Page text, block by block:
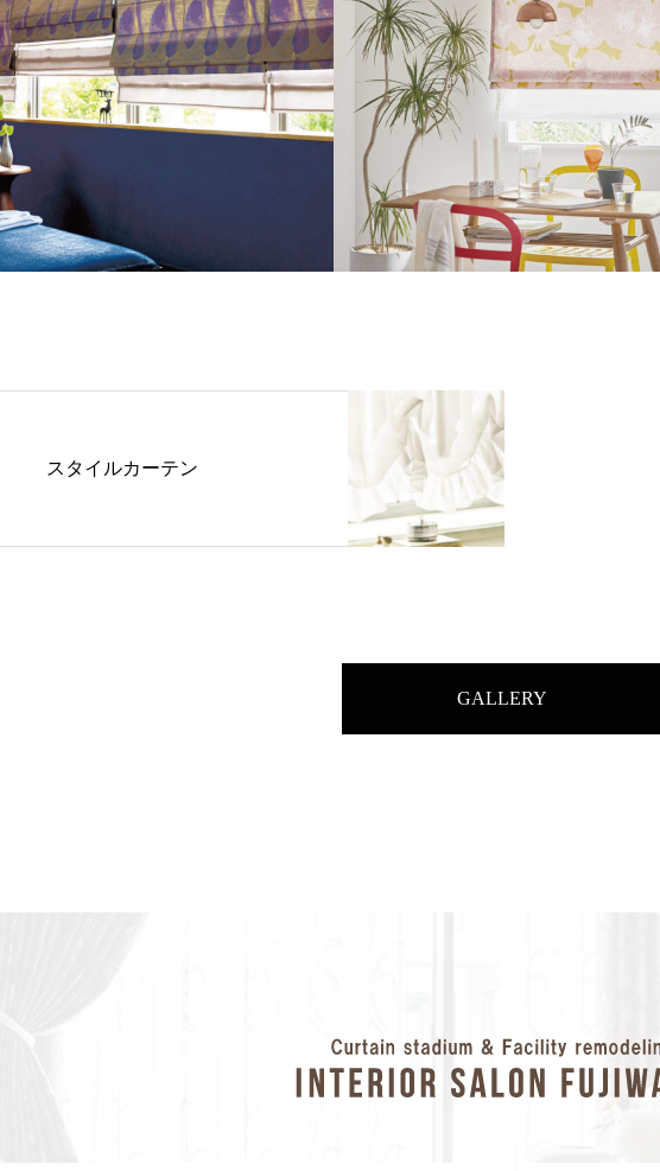
スタイルカーテン
GALLERY